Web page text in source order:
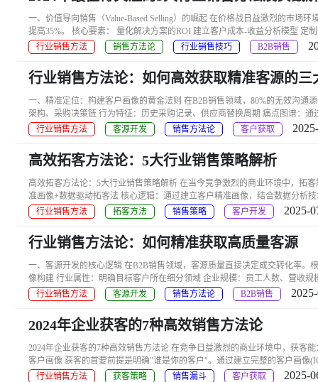
一、价值导向销售（Value-Based Selling）的崛起 在价格战日益激烈的市场
提高35%。 核心要素： 量化解决方案的ROI 建立客户成本-收益分析模型 定
行业销售方法
销售方法论 行业销售技巧 B2B销售
行业销售方法论：如何高效获取精准客源的三
一、精准定位：构建客户画像的黄金法则 在B2B销售领域，80%的无效沟通
架构、采购决策链 行为特征：历史采购记录、供应商替换周期 痛点图谱：通
行业销售方法
客源开发 销售方法论 客户获取
高效拓客方法论：5大行业销售策略解析
高效拓客方法论：5大行业销售策略解析 在当今竞争激烈的商业环境中，拓
准画像+数据驱动拓客法 核心逻辑：通过建立客户精准画像，结合数据分析
行业销售方法
拓客方法 销售策略 客户开发 2025-
行业销售方法论：如何精准获取高质量客源
一、客源开发的核心逻辑 在B2B销售领域，客源质量直接决定成交转化率。
像构建 行业属性：明确目标客户所在细分领域 企业规模：员工人数、营收规
行业销售方法
客源开发 销售方法论 B2B销售
2024年企业获客的7种高效销售方法论
2024年企业获客的7种高效销售方法论 在竞争日益激烈的商业环境中，获客
客户画像 获客的首要前提是明确"谁是你的客户"。通过建立完整的客户画像
行业销售方法
获客策略 销售漏斗 客户获取 2025-